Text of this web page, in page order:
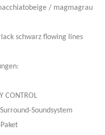
/ magmagrau
schwarz flowing lines
CONTROL
Soundsystem